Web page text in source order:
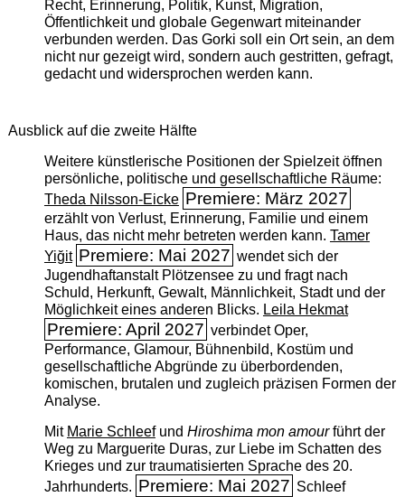
Recht, Erinnerung, Politik, Kunst, Migration,
Öffentlichkeit und globale Gegenwart miteinander
verbunden werden. Das Gorki soll ein Ort sein, an dem
nicht nur gezeigt wird, sondern auch gestritten, gefragt,
gedacht und widersprochen werden kann.
Ausblick auf die zweite Hälfte
Weitere künstlerische Positionen der Spielzeit öffnen
persönliche, politische und gesellschaftliche Räume:
Theda Nilsson-Eicke Premiere: März 2027
erzählt von Verlust, Erinnerung, Familie und einem
Haus, das nicht mehr betreten werden kann. Tamer
Yiğit Premiere: Mai 2027 wendet sich der
Jugendhaftanstalt Plötzensee zu und fragt nach
Schuld, Herkunft, Gewalt, Männlichkeit, Stadt und der
Möglichkeit eines anderen Blicks. Leila Hekmat
Premiere: April 2027 verbindet Oper,
Performance, Glamour, Bühnenbild, Kostüm und
gesellschaftliche Abgründe zu überbordenden,
komischen, brutalen und zugleich präzisen Formen der
Analyse.
Mit Marie Schleefund Hiroshima mon amourführt der
Weg zu Marguerite Duras, zur Liebe im Schatten des
Krieges und zur traumatisierten Sprache des 20.
Jahrhunderts. Premiere: Mai 2027 Schleef